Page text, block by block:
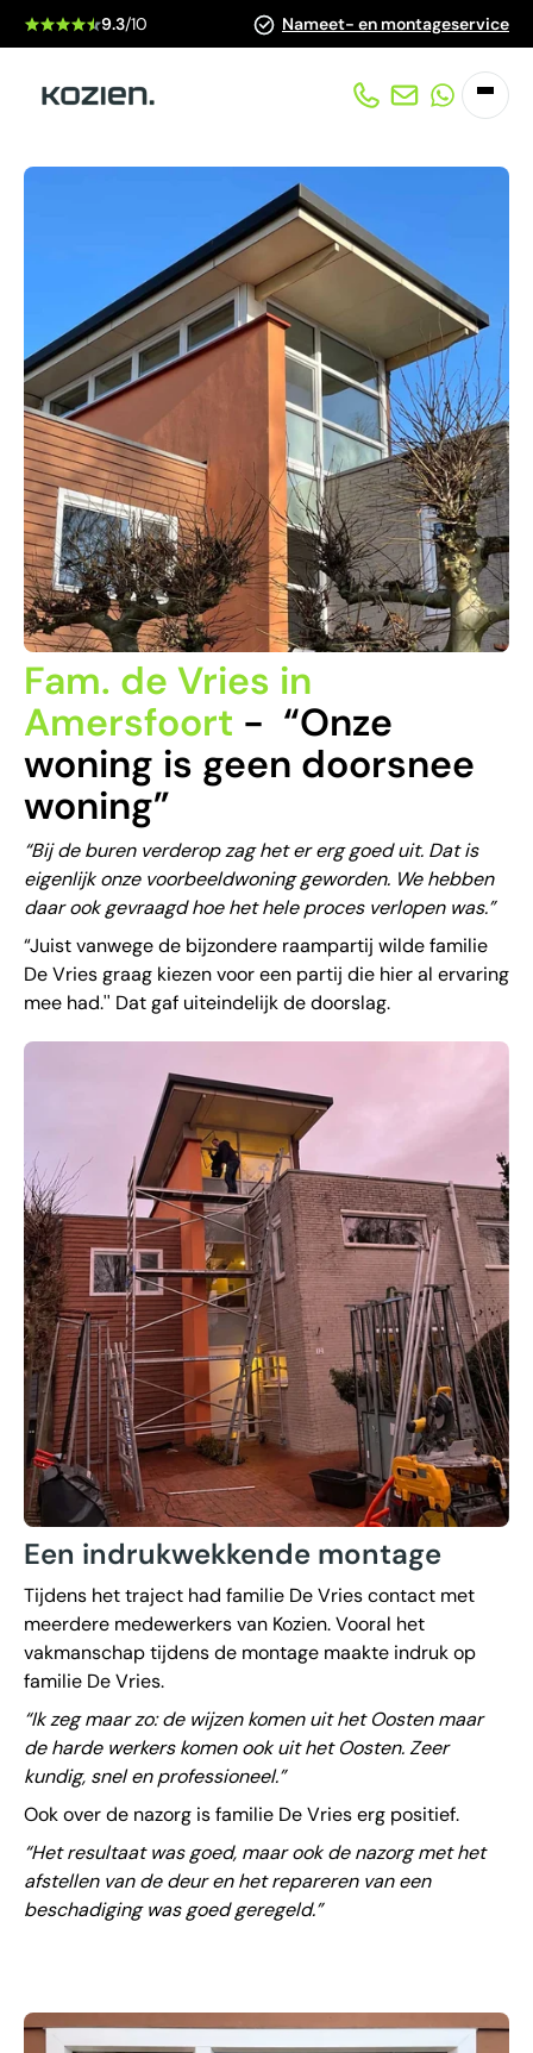
9.3/10 Nameet- en montageservice
Fam. de Vries in
Amersfoort - “Onze
woning is geen doorsnee
woning”
“Bij de buren verderop zag het er erg goed uit. Dat is
eigenlijk onze voorbeeldwoning geworden. We hebben
daar ook gevraagd hoe het hele proces verlopen was.”
“Juist vanwege de bijzondere raampartij wilde familie
De Vries graag kiezen voor een partij die hier al ervaring
mee had.'' Dat gaf uiteindelijk de doorslag.
Een indrukwekkende montage
Tijdens het traject had familie De Vries contact met
meerdere medewerkers van Kozien. Vooral het
vakmanschap tijdens de montage maakte indruk op
familie De Vries.
“Ik zeg maar zo: de wijzen komen uit het Oosten maar
de harde werkers komen ook uit het Oosten. Zeer
kundig, snel en professioneel.”
Ook over de nazorg is familie De Vries erg positief.
“Het resultaat was goed, maar ook de nazorg met het
afstellen van de deur en het repareren van een
beschadiging was goed geregeld.”